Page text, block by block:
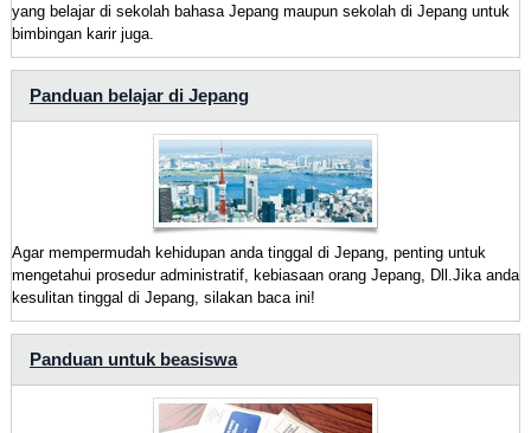
yang belajar di sekolah bahasa Jepang maupun sekolah di Jepang untuk
bimbingan karir juga.
Panduan belajar di Jepang
Agar mempermudah kehidupan anda tinggal di Jepang, penting untuk
mengetahui prosedur administratif, kebiasaan orang Jepang, Dll.Jika anda
kesulitan tinggal di Jepang, silakan baca ini!
Panduan untuk beasiswa